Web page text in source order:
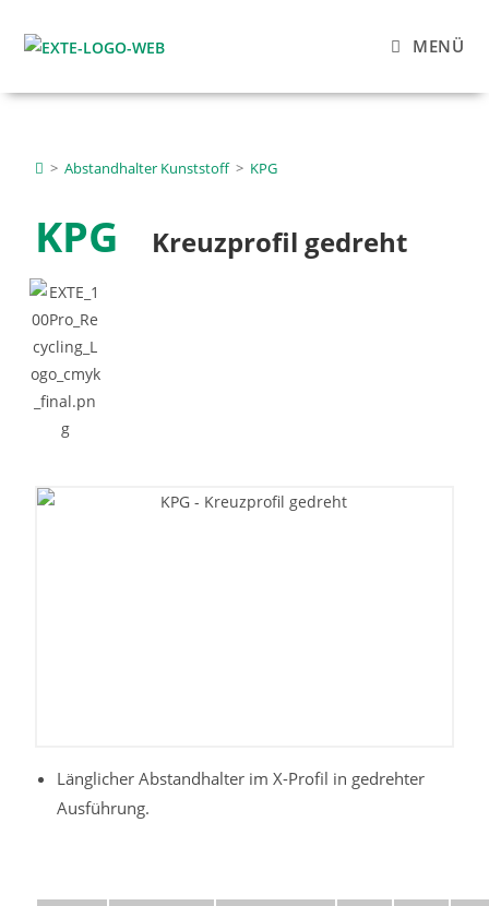
MENÜ
> Abstandhalter Kunststoff > KPG
KPG Kreuzprofil gedreht
Länglicher Abstandhalter im X-Profil in gedrehter
Ausführung.